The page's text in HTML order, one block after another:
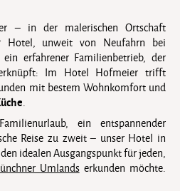
– in der malerischen Ortschaft
Hotel, unweit von Neufahrn bei
erfahrener Familienbetrieb, der
Im Hotel Hofmeier trifft
mit bestem Wohnkomfort und
.
ein entspannender
Reise zu zweit – unser Hotel in
idealen Ausgangspunkt für jeden,
Umlandserkunden möchte.